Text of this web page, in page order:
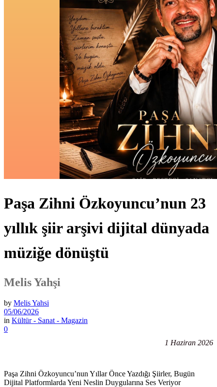
Paşa Zihni Özkoyuncu’nun 23
yıllık şiir arşivi dijital dünyada
müziğe dönüştü
Melis Yahşi
by Melis Yahsi
05/06/2026
in Kültür - Sanat - Magazin
0
1 Haziran 2026
Paşa Zihni Özkoyuncu’nun Yıllar Önce Yazdığı Şiirler, Bugün
Dijital Platformlarda Yeni Neslin Duygularına Ses Veriyor